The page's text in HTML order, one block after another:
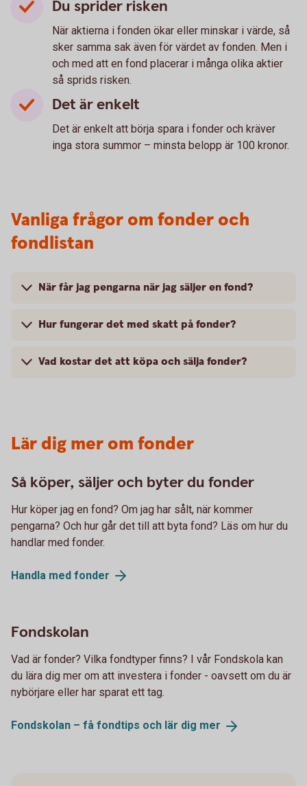
Du sprider risken
När aktierna i fonden ökar eller minskar i värde, så
sker samma sak även för värdet av fonden. Men i
och med att en fond placerar i många olika aktier
så sprids risken.
Det är enkelt
Det är enkelt att börja spara i fonder och kräver
inga stora summor – minsta belopp är 100 kronor.
Vanliga frågor om fonder och
fondlistan
När får jag pengarna när jag säljer en fond?
Hur fungerar det med skatt på fonder?
Vad kostar det att köpa och sälja fonder?
Lär dig mer om fonder
Så köper, säljer och byter du fonder
Hur köper jag en fond? Om jag har sålt, när kommer
pengarna? Och hur går det till att byta fond? Läs om hur du
handlar med fonder.
Handla med fonder
Fondskolan
Vad är fonder? Vilka fondtyper finns? I vår Fondskola kan
du lära dig mer om att investera i fonder - oavsett om du är
nybörjare eller har sparat ett tag.
Fondskolan – få fondtips och lär dig mer